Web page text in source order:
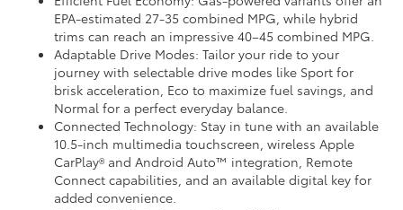
EPA-estimated 27-35 combined MPG, while hybrid
trims can reach an impressive 40–45 combined MPG.
Adaptable Drive Modes: Tailor your ride to your
journey with selectable drive modes like Sport for
brisk acceleration, Eco to maximize fuel savings, and
Normal for a perfect everyday balance.
Connected Technology: Stay in tune with an available
10.5-inch multimedia touchscreen, wireless Apple
CarPlay® and Android Auto™ integration, Remote
Connect capabilities, and an available digital key for
added convenience.